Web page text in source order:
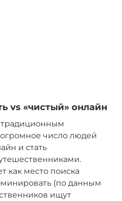
vs «чистый» онлайн
традиционным
число людей
и стать
как место поиска
(по данным
ищут